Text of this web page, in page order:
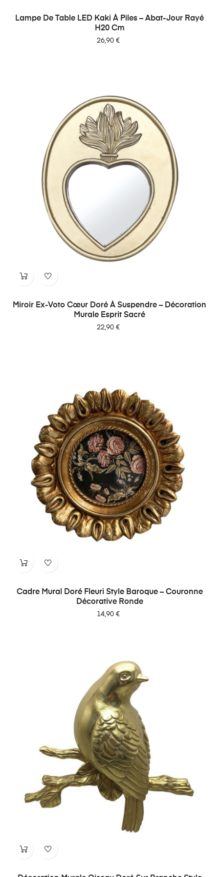
Lampe De Table LED Kaki À Piles – Abat-Jour Rayé
H20 Cm
Prix
26,90 €
Miroir Ex-Voto Cœur Doré À Suspendre – Décoration
Murale Esprit Sacré
Prix
22,90 €
Cadre Mural Doré Fleuri Style Baroque – Couronne
Décorative Ronde
Prix
14,90 €